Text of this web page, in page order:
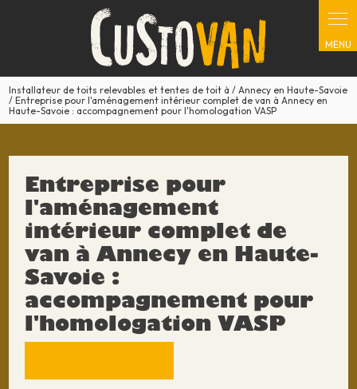
Installateur de toits relevables et tentes de toit à / Annecy en Haute-Savoie
/ Entreprise pour l'aménagement intérieur complet de van à Annecy en
Haute-Savoie : accompagnement pour l'homologation VASP
Entreprise pour
l'aménagement
intérieur complet de
van à Annecy en Haute-
Savoie :
accompagnement pour
l'homologation VASP
Panneau de gestion des cookies